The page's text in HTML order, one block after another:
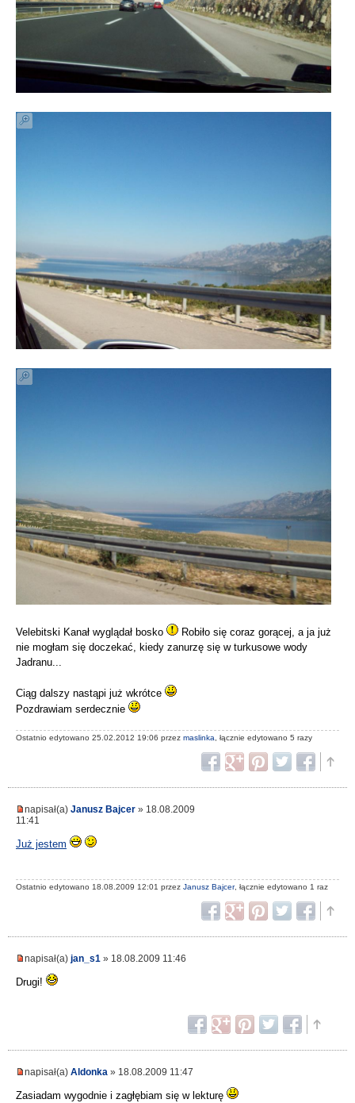
Velebitski Kanał wyglądał bosko
Robiło się coraz gorącej, a ja już
nie mogłam się doczekać, kiedy zanurzę się w turkusowe wody
Jadranu...
Ciąg dalszy nastąpi już wkrótce
Pozdrawiam serdecznie
Ostatnio edytowano 25.02.2012 19:06 przez maslinka , łącznie edytowano 5 razy
napisał(a) Janusz Bajcer » 18.08.2009
11:41
Już jestem
Ostatnio edytowano 18.08.2009 12:01 przez Janusz Bajcer, łącznie edytowano 1 raz
napisał(a) jan_s1 » 18.08.2009 11:46
Drugi!
napisał(a) Aldonka » 18.08.2009 11:47
Zasiadam wygodnie i zagłębiam się w lekturę